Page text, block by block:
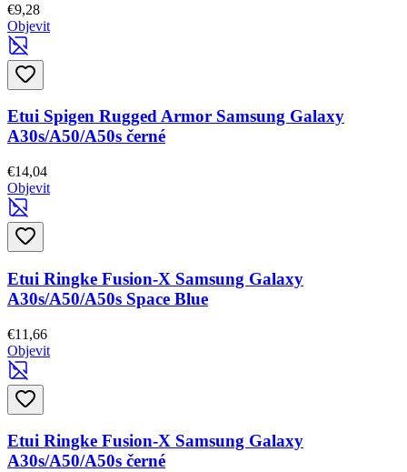
€9,28
Objevit
Etui Spigen Rugged Armor Samsung Galaxy
A30s/A50/A50s černé
€14,04
Objevit
Etui Ringke Fusion-X Samsung Galaxy
A30s/A50/A50s Space Blue
€11,66
Objevit
Etui Ringke Fusion-X Samsung Galaxy
A30s/A50/A50s černé